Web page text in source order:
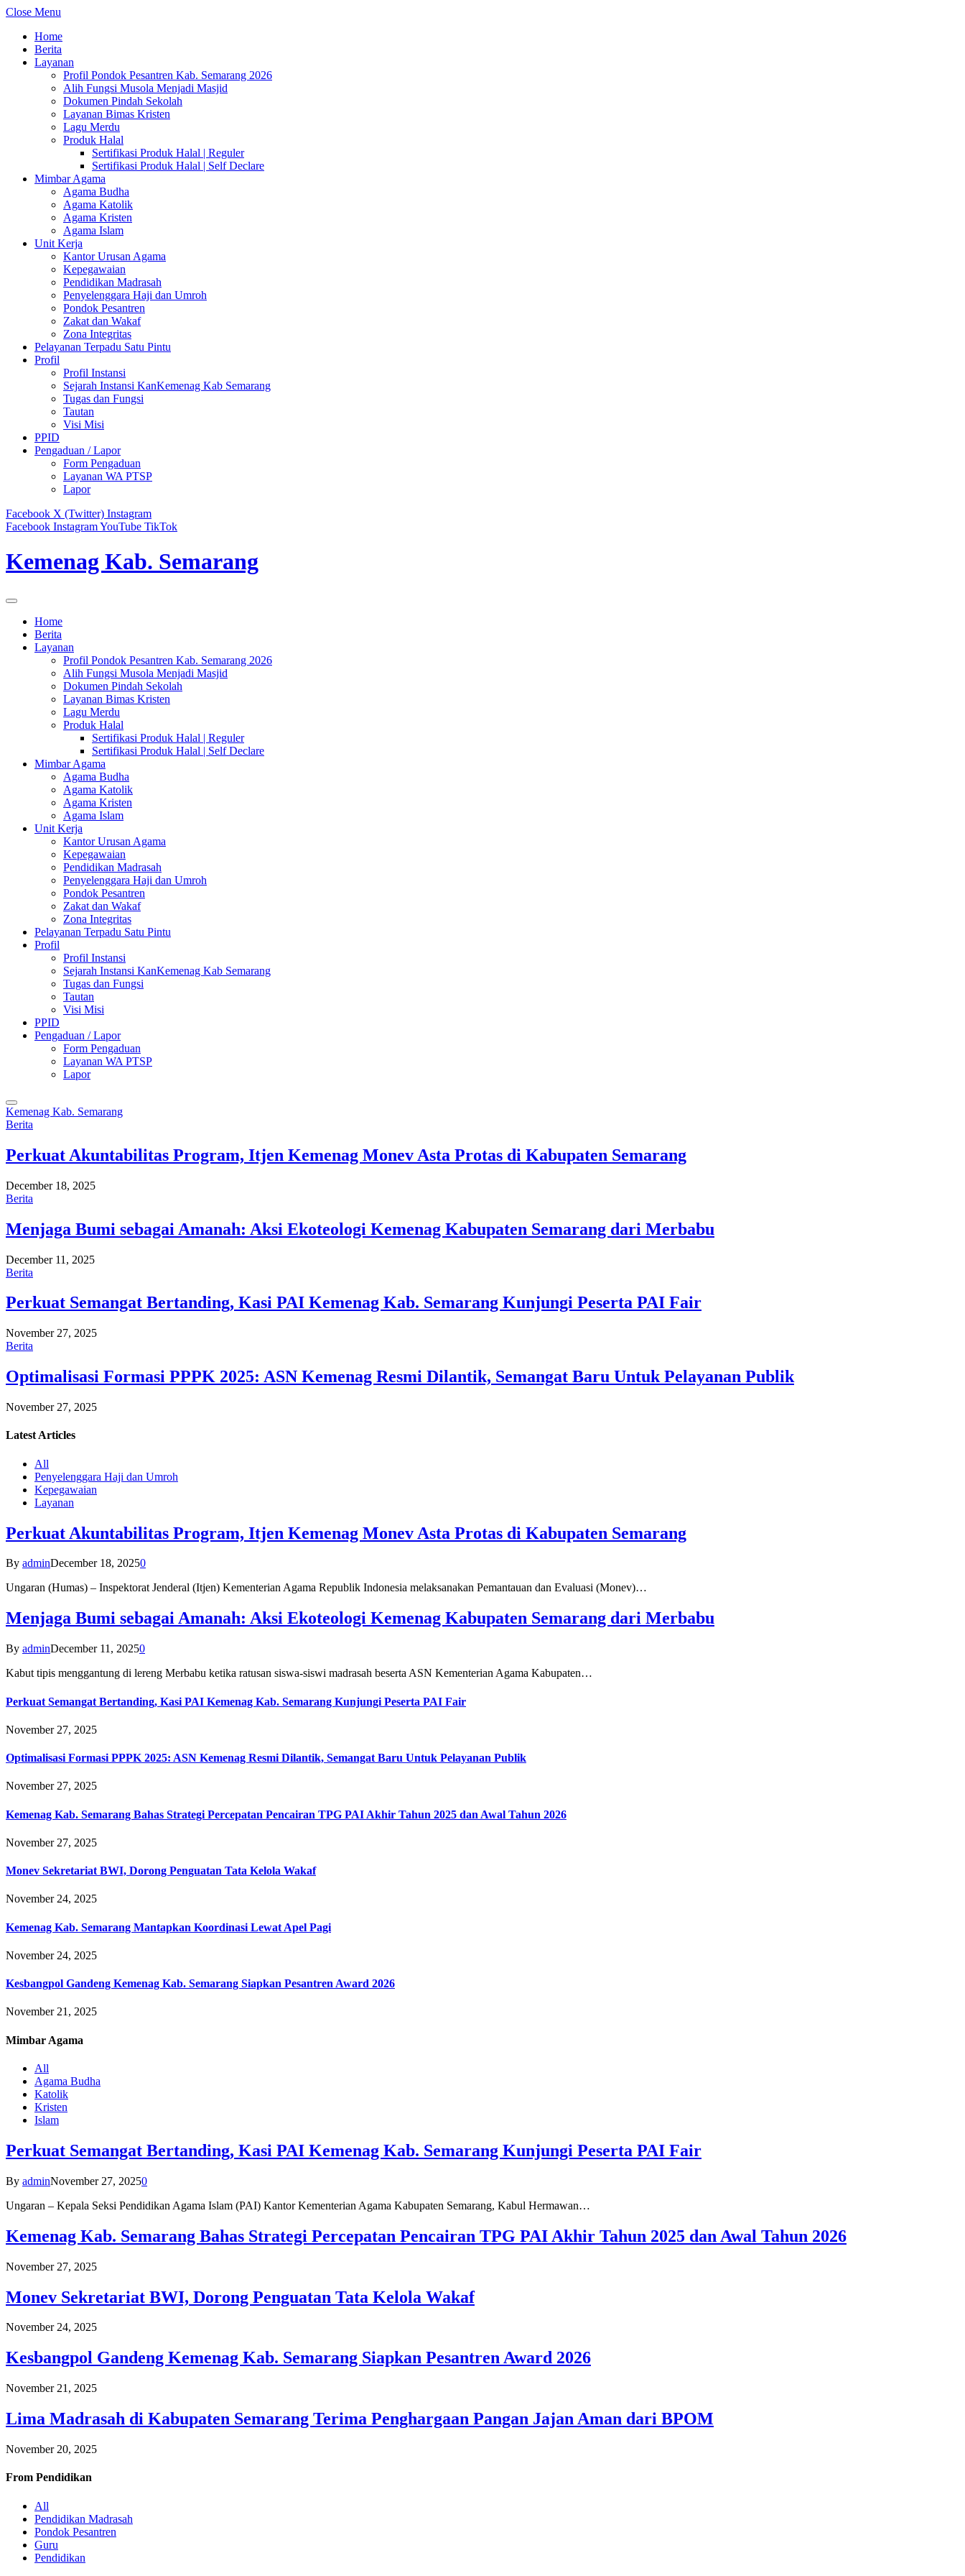
Close Menu
Home
Berita
Layanan
Profil Pondok Pesantren Kab. Semarang 2026
Alih Fungsi Musola Menjadi Masjid
Dokumen Pindah Sekolah
Layanan Bimas Kristen
Lagu Merdu
Produk Halal
Sertifikasi Produk Halal | Reguler
Sertifikasi Produk Halal | Self Declare
Mimbar Agama
Agama Budha
Agama Katolik
Agama Kristen
Agama Islam
Unit Kerja
Kantor Urusan Agama
Kepegawaian
Pendidikan Madrasah
Penyelenggara Haji dan Umroh
Pondok Pesantren
Zakat dan Wakaf
Zona Integritas
Pelayanan Terpadu Satu Pintu
Profil
Profil Instansi
Sejarah Instansi KanKemenag Kab Semarang
Tugas dan Fungsi
Tautan
Visi Misi
PPID
Pengaduan / Lapor
Form Pengaduan
Layanan WA PTSP
Lapor
Facebook X (Twitter) Instagram
Facebook InstagramYouTube TikTok
Kemenag Kab. Semarang
Home
Berita
Layanan
Profil Pondok Pesantren Kab. Semarang 2026
Alih Fungsi Musola Menjadi Masjid
Dokumen Pindah Sekolah
Layanan Bimas Kristen
Lagu Merdu
Produk Halal
Sertifikasi Produk Halal | Reguler
Sertifikasi Produk Halal | Self Declare
Mimbar Agama
Agama Budha
Agama Katolik
Agama Kristen
Agama Islam
Unit Kerja
Kantor Urusan Agama
Kepegawaian
Pendidikan Madrasah
Penyelenggara Haji dan Umroh
Pondok Pesantren
Zakat dan Wakaf
Zona Integritas
Pelayanan Terpadu Satu Pintu
Profil
Profil Instansi
Sejarah Instansi KanKemenag Kab Semarang
Tugas dan Fungsi
Tautan
Visi Misi
PPID
Pengaduan / Lapor
Form Pengaduan
Layanan WA PTSP
Lapor
Kemenag Kab. Semarang
Berita
Perkuat Akuntabilitas Program, Itjen Kemenag Monev Asta Protas di Kabupaten Semarang
December 18, 2025
Berita
Menjaga Bumi sebagai Amanah: Aksi Ekoteologi Kemenag Kabupaten Semarang dari Merbabu
December 11, 2025
Berita
Perkuat Semangat Bertanding, Kasi PAI Kemenag Kab. Semarang Kunjungi Peserta PAI Fair
November 27, 2025
Berita
Optimalisasi Formasi PPPK 2025: ASN Kemenag Resmi Dilantik, Semangat Baru Untuk Pelayanan Publik
November 27, 2025
Latest Articles
All
Penyelenggara Haji dan Umroh
Kepegawaian
Layanan
Perkuat Akuntabilitas Program, Itjen Kemenag Monev Asta Protas di Kabupaten Semarang
By adminDecember 18, 20250
Ungaran (Humas) – Inspektorat Jenderal (Itjen) Kementerian Agama Republik Indonesia melaksanakan Pemantauan dan Evaluasi (Monev)…
Menjaga Bumi sebagai Amanah: Aksi Ekoteologi Kemenag Kabupaten Semarang dari Merbabu
By adminDecember 11, 20250
Kabut tipis menggantung di lereng Merbabu ketika ratusan siswa-siswi madrasah beserta ASN Kementerian Agama Kabupaten…
Perkuat Semangat Bertanding, Kasi PAI Kemenag Kab. Semarang Kunjungi Peserta PAI Fair
November 27, 2025
Optimalisasi Formasi PPPK 2025: ASN Kemenag Resmi Dilantik, Semangat Baru Untuk Pelayanan Publik
November 27, 2025
Kemenag Kab. Semarang Bahas Strategi Percepatan Pencairan TPG PAI Akhir Tahun 2025 dan Awal Tahun 2026
November 27, 2025
Monev Sekretariat BWI, Dorong Penguatan Tata Kelola Wakaf
November 24, 2025
Kemenag Kab. Semarang Mantapkan Koordinasi Lewat Apel Pagi
November 24, 2025
Kesbangpol Gandeng Kemenag Kab. Semarang Siapkan Pesantren Award 2026
November 21, 2025
Mimbar Agama
All
Agama Budha
Katolik
Kristen
Islam
Perkuat Semangat Bertanding, Kasi PAI Kemenag Kab. Semarang Kunjungi Peserta PAI Fair
By adminNovember 27, 20250
Ungaran – Kepala Seksi Pendidikan Agama Islam (PAI) Kantor Kementerian Agama Kabupaten Semarang, Kabul Hermawan…
Kemenag Kab. Semarang Bahas Strategi Percepatan Pencairan TPG PAI Akhir Tahun 2025 dan Awal Tahun 2026
November 27, 2025
Monev Sekretariat BWI, Dorong Penguatan Tata Kelola Wakaf
November 24, 2025
Kesbangpol Gandeng Kemenag Kab. Semarang Siapkan Pesantren Award 2026
November 21, 2025
Lima Madrasah di Kabupaten Semarang Terima Penghargaan Pangan Jajan Aman dari BPOM
November 20, 2025
From Pendidikan
All
Pendidikan Madrasah
Pondok Pesantren
Guru
Pendidikan